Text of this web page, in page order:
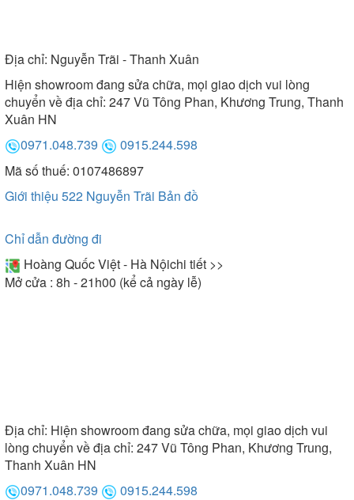
Địa chỉ: Nguyễn Trãi - Thanh Xuân
Hiện showroom đang sửa chữa, mọi giao dịch vui lòng
chuyển về địa chỉ: 247 Vũ Tông Phan, Khương Trung, Thanh
Xuân HN
0971.048.739
0915.244.598
Mã số thuế: 0107486897
Giới thiệu 522 Nguyễn Trãi Bản đồ
Chỉ dẫn đường đi
Hoàng Quốc Việt - Hà Nộichi tiết >>
Mở cửa : 8h - 21h00 (kể cả ngày lễ)
Địa chỉ: Hiện showroom đang sửa chữa, mọi giao dịch vui
lòng chuyển về địa chỉ: 247 Vũ Tông Phan, Khương Trung,
Thanh Xuân HN
0971.048.739
0915.244.598